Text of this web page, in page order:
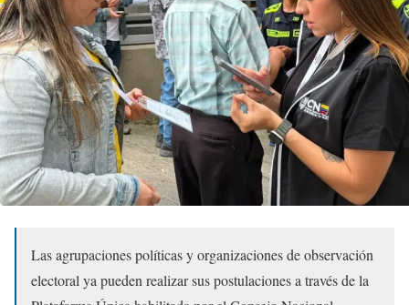
Las agrupaciones políticas y organizaciones de observación
electoral ya pueden realizar sus postulaciones a través de la